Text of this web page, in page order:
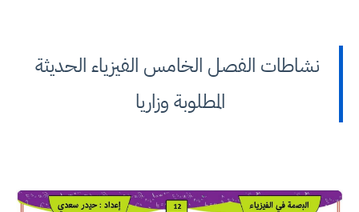
نشاطات الفصل الخامس الفيزياء الحديثة
المطلوبة وزاريا